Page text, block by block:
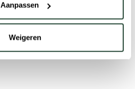
Aanpassen
Weigeren
Open
gallery